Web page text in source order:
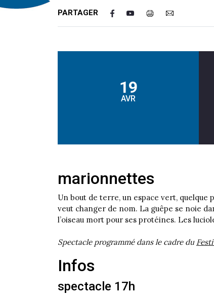
PARTAGER
19
AVR
marionnettes
Un bout de terre, un espace vert, quelque
veut changer de nom. La guêpe se noie
l’oiseau mort pour ses protéines. Les
Spectacle programmé dans le cadre du
Infos
spectacle 17h